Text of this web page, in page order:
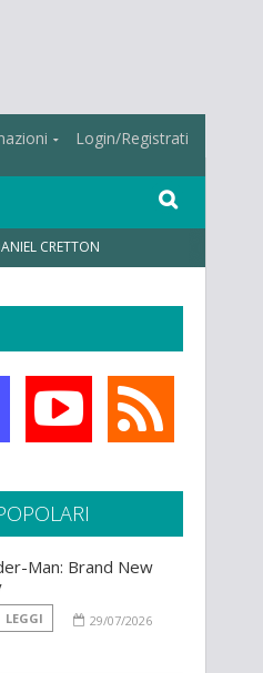
Login/Registrati
CRETTON
Man: Brand New
LEGGI 29/07/2026